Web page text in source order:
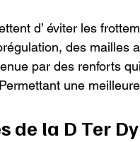
d’ éviter les
des mailles
par des renforts
une
de la D Ter